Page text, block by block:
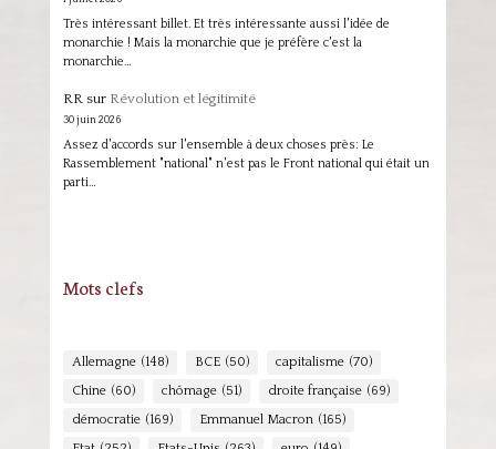
Très intéressant billet. Et très intéressante aussi l'idée de
monarchie ! Mais la monarchie que je préfère c'est la
monarchie…
RR sur Révolution et légitimité
30 juin 2026
Assez d'accords sur l'ensemble à deux choses près: Le
Rassemblement "national" n'est pas le Front national qui était un
parti…
Mots clefs
Allemagne (148) BCE (50) capitalisme (70)
Chine (60) chômage (51) droite française (69)
démocratie (169) Emmanuel Macron (165)